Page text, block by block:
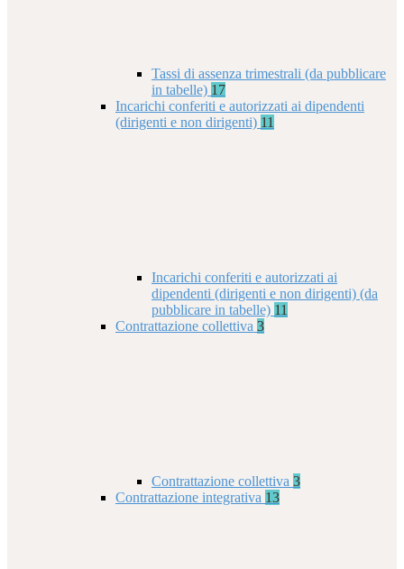
Tassi di assenza trimestrali (da pubblicare
in tabelle) 17
Incarichi conferiti e autorizzati ai dipendenti
(dirigenti e non dirigenti) 11
Incarichi conferiti e autorizzati ai
dipendenti (dirigenti e non dirigenti) (da
pubblicare in tabelle) 11
Contrattazione collettiva 3
Contrattazione collettiva 3
Contrattazione integrativa 13